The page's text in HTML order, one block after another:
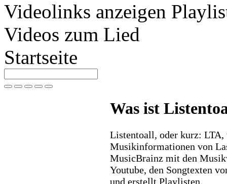
Videolinks anzeigen
Videos zum Lied
Startseite
Was ist
Listentoall, oder kurz: LTA,
Musikinformationen von
MusicBrainz mit den
Youtube, den Songtexten
und erstellt Playlisten.